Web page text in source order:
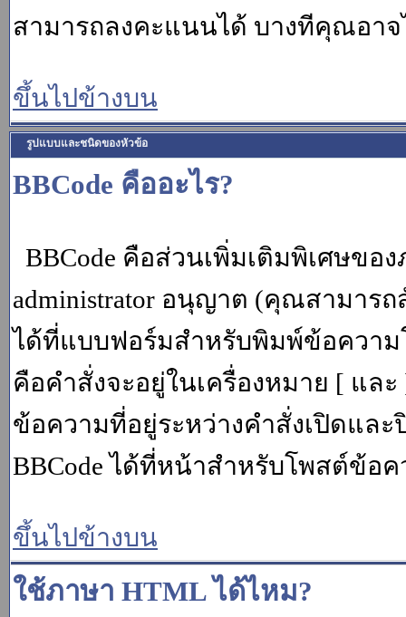
สามารถลงคะแนนได้ บางทีคุณอา
ขึ้นไปข้างบน
รูปแบบและชนิดของหัวข้อ
BBCode คืออะไร?
BBCode คือส่วนเพิ่มเติมพิเศษขอ
administrator อนุญาต (คุณสามาร
ได้ที่แบบฟอร์มสำหรับพิมพ์ข้อความ
คือคำสั่งจะอยู่ในเครื่องหมาย [ แล
ข้อความที่อยู่ระหว่างคำสั่งเปิดแล
BBCode ได้ที่หน้าสำหรับโพสต์ข้อค
ขึ้นไปข้างบน
ใช้ภาษา HTML ได้ไหม?